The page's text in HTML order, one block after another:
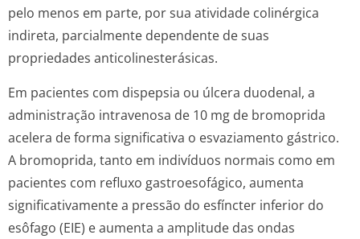
pelo menos em parte, por sua atividade colinérgica
indireta, parcialmente dependente de suas
propriedades anticolineste­rásicas.
Em pacientes com dispepsia ou úlcera duodenal, a
administração intravenosa de 10 mg de bromoprida
acelera de forma significativa o esvaziamento gástrico.
A bromoprida, tanto em indivíduos normais como em
pacientes com refluxo gastroesofágico, aumenta
significativamente a pressão do esfíncter inferior do
esôfago (EIE) e aumenta a amplitude das ondas